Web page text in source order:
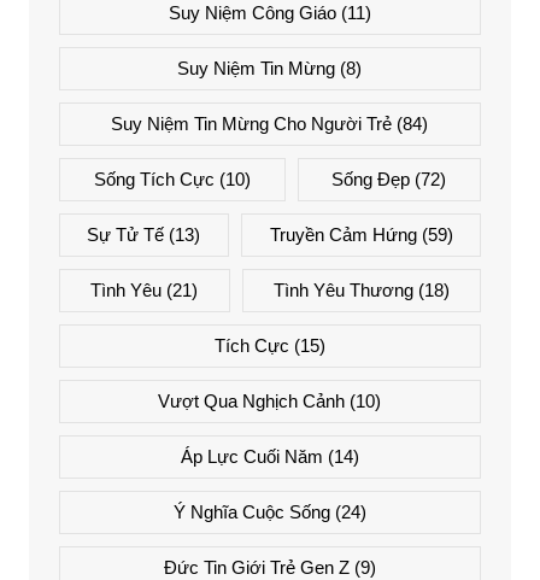
Suy Niệm Công Giáo(11)
Suy Niệm Tin Mừng (8)
Suy Niệm Tin Mừng Cho Người Trẻ (84)
Sống Tích Cực (10) Sống Đẹp (72)
Sự Tử Tế (13) Truyền Cảm Hứng(59)
Tình Yêu (21) Tình Yêu Thương(18)
Tích Cực (15)
Vượt Qua Nghịch Cảnh (10)
Áp Lực Cuối Năm (14)
Ý Nghĩa Cuộc Sống(24)
Đức Tin Giới Trẻ Gen Z(9)